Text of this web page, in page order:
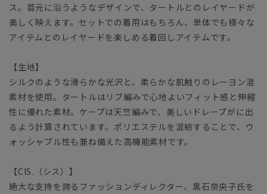
ス。首元に沿うようなデザインで、タートルとのレイヤードが
美しく映えます。セットでの着用はもちろん、単体でも様々な
アイテムとのレイヤードを楽しめる着回しアイテムです。
【生地】
シルクのような滑らかな光沢と、柔らかな肌触りのレーヨン混
素材を使用。タートルはリブ編みで心地よいフィット感と伸縮
性に優れた素材。ケープは天竺編みで、美しいドレープがに出
るよう計算されています。ポリエステルを混紡することで、ウ
ォッシャブル性も兼ね備えた高機能素材です。
【CIS.（シス）】
絶大な支持を誇るファッションディレクター、黒石奈央子氏を